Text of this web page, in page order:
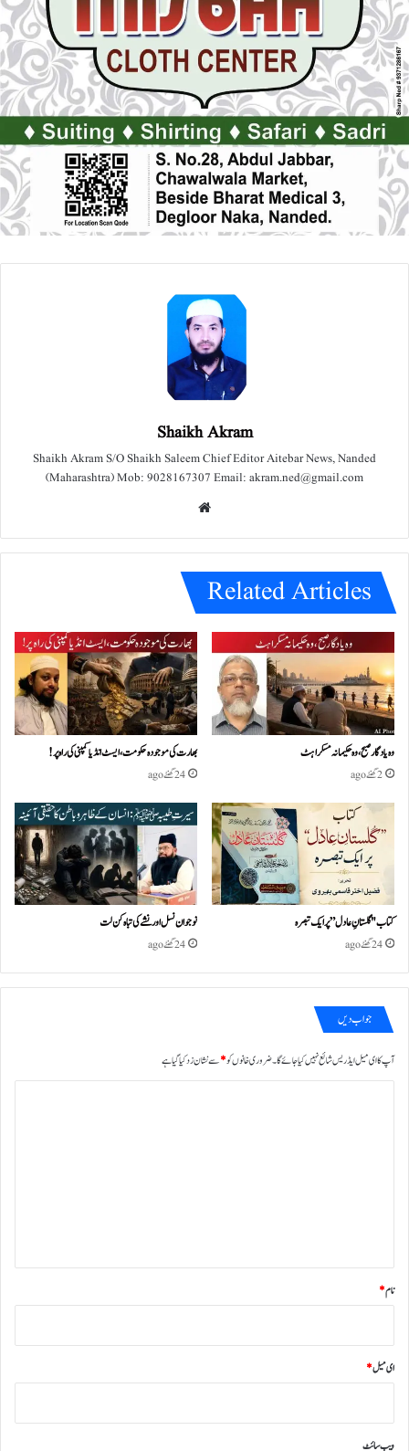
Shaikh Akram
Shaikh Akram S/O Shaikh Saleem Chief Editor Aitebar News, Nanded
(Maharashtra) Mob: 9028167307 Email: akram.ned@gmail.com
e
Related Articles
وہ یادگار صبح، وہ حکیمانہ مسکراہٹ
2 گھنٹے ago
بھارت کی موجودہ حکومت،ایسٹ انڈیا کمپنی کی راہ پر!
24 گھنٹے ago
کتاب "گلستانِ عادل” پر ایک تبصرہ
24 گھنٹے ago
نوجوان نسل اور نشے کی تباہ کن لت
24 گھنٹے ago
جواب دیں
آپ کا ای میل ایڈریس شائع نہیں کیا جائے گا۔ضروری خانوں کو*سے نشان زد کیا گیا ہے
نام*
ای میل*
ویب‌ سائٹ